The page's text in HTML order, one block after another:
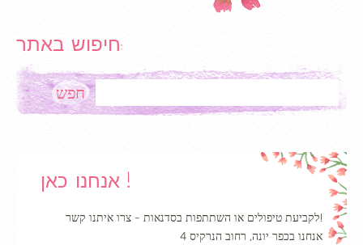
חיפוש באתר:
אנחנו כאן !
לקביעת טיפולים או השתתפות בסדנאות - צרו איתנו קשר!
אנחנו בכפר יונה, רחוב הנרקיס 4